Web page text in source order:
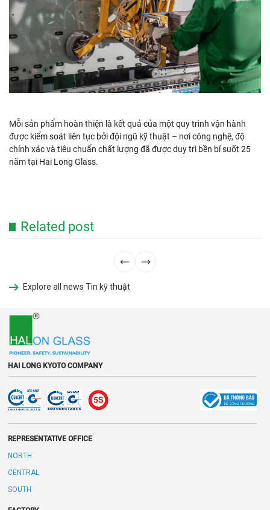
Mỗi sản phẩm hoàn thiện là kết quả của một quy trình vận hành
được kiểm soát liên tục bởi đội ngũ kỹ thuật – nơi công nghệ, độ
chính xác và tiêu chuẩn chất lượng đã được duy trì bền bỉ suốt 25
năm tại Hai Long Glass.
Related post
Explore all news Tin kỹ thuật
HAI LONG KYOTO COMPANY
REPRESENTATIVE OFFICE
NORTH
CENTRAL
SOUTH